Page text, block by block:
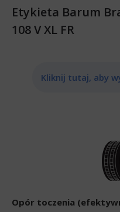
Etykieta Barum
108 V XL FR
Kliknij tutaj, aby
Opór toczenia